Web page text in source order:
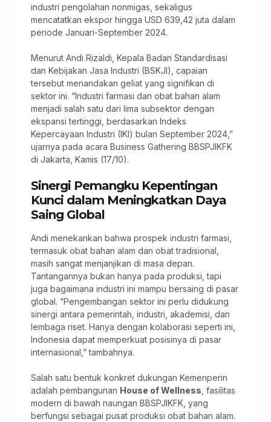
industri pengolahan nonmigas, sekaligus
mencatatkan ekspor hingga USD 639,42 juta dalam
periode Januari-September 2024.
Menurut Andi Rizaldi, Kepala Badan Standardisasi
dan Kebijakan Jasa Industri (BSKJI), capaian
tersebut menandakan geliat yang signifikan di
sektor ini. “Industri farmasi dan obat bahan alam
menjadi salah satu dari lima subsektor dengan
ekspansi tertinggi, berdasarkan Indeks
Kepercayaan Industri (IKI) bulan September 2024,”
ujarnya pada acara Business Gathering BBSPJIKFK
di Jakarta, Kamis (17/10).
Sinergi Pemangku Kepentingan
Kunci dalam Meningkatkan Daya
Saing Global
Andi menekankan bahwa prospek industri farmasi,
termasuk obat bahan alam dan obat tradisional,
masih sangat menjanjikan di masa depan.
Tantangannya bukan hanya pada produksi, tapi
juga bagaimana industri ini mampu bersaing di pasar
global. “Pengembangan sektor ini perlu didukung
sinergi antara pemerintah, industri, akademisi, dan
lembaga riset. Hanya dengan kolaborasi seperti ini,
Indonesia dapat memperkuat posisinya di pasar
internasional,” tambahnya.
Salah satu bentuk konkret dukungan Kemenperin
adalah pembangunan House of Wellness , fasilitas
modern di bawah naungan BBSPJIKFK, yang
berfungsi sebagai pusat produksi obat bahan alam.